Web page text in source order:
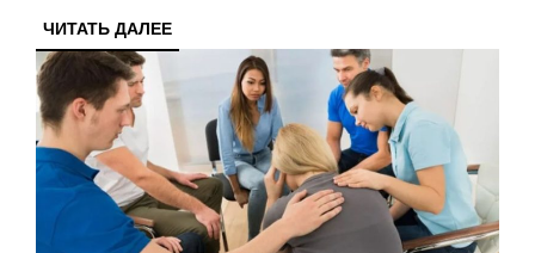
ЧИТАТЬ ДАЛЕЕЧИТАТЬ
ДАЛЕЕ